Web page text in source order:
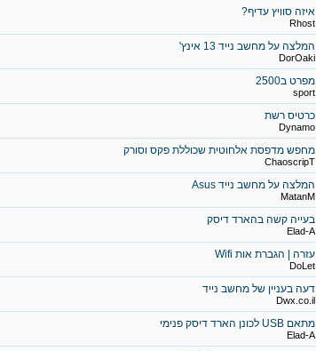
איזה סוויץ עדיף?
Rhost
המלצה על מחשב נייד 13 אינץ'
DorOaki
מפרט ב2500
sport
כרטיס רשת
Dynamo
מחפש מדפסת אלחוטית שכוללת פקס וסורק
ChaoscripT
המלצה על מחשב נייד Asus
MatanM
בעייה קשה בהארד דיסק
Elad-A
עזרה | הגברת אות Wifi
DoLet
דעה בעניין של מחשב נייד
Dwx.co.il
מתאם USB לכונן הארד דיסק פנימי
Elad-A